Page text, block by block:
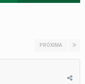
PRÓXIMA